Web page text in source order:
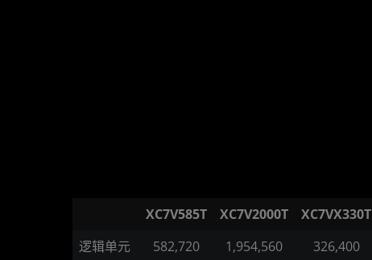
XC7V585T XC7V2000T XC7VX330T
逻辑单元
582,720 1,954,560 326,400